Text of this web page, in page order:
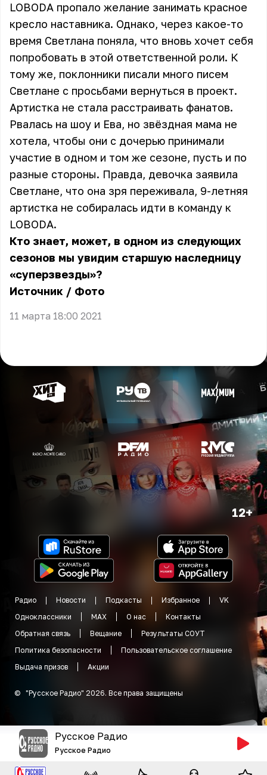
LOBODA пропало желание занимать красное
кресло наставника. Однако, через какое-то
время Светлана поняла, что вновь хочет себя
попробовать в этой ответственной роли. К
тому же, поклонники писали много писем
Светлане с просьбами вернуться в проект.
Артистка не стала расстраивать фанатов.
Рвалась на шоу и Ева, но звёздная мама не
хотела, чтобы они с дочерью принимали
участие в одном и том же сезоне, пусть и по
разные стороны. Правда, девочка заявила
Светлане, что она зря переживала, 9-летняя
артистка не собиралась идти в команду к
LOBODA.
Кто знает, может, в одном из следующих
сезонов мы увидим старшую наследницу
«суперзвезды»?
Источник / Фото
11 марта 18:00 2021
12+
Радио Новости Подкасты Избранное
VK
Одноклассники
MAX О нас
Контакты
Обратная связь
Вещание
Результаты СОУТ
Политика безопасности
Пользовательское соглашение
Выдача призов
Акции
© "Русское Радио" 2026. Все права защищены
Русское Радио
Русское Радио